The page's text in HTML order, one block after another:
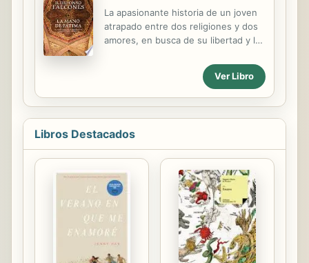
La apasionante historia de un joven
atrapado entre dos religiones y dos
amores, en busca de su libertad y la
del siglo XVI: hace más de medio
siglo que ha desaparecido el último
reino musulmán de la península, el
de Granada. Los musulmanes, cuya
antigüedad, se ven convertidos en
una minoría oprimida
económicamente y humillada en sus
costumbres y religión, que incluso
son obligados a abandonar. Hartos
de tanta injusticia, los moriscos, que
es como se llamaba a los
musulmanes españoles, se alzan en
los montes de...
Ver Libro
Libros Destacados